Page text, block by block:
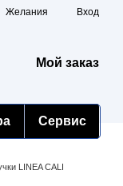
Желания Вход
Мой заказ
Сервис
LINEA CALI